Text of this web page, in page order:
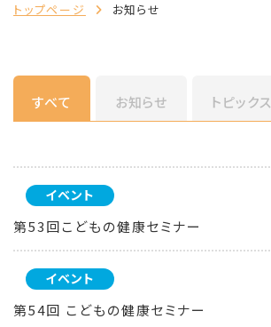
トップページ お知らせ
すべて お知らせ トピックス
イベント
第53回こどもの健康セミナー
イベント
第54回 こどもの健康セミナー